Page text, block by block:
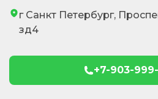
г Санкт Петербург,
зд4
+7-903-